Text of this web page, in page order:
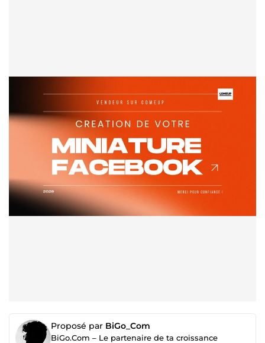
Proposé par BiGo_Com
BiGo.Com – Le partenaire de ta croissance